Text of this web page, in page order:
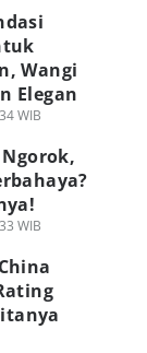
Wangi
Elegan
WIB
WIB